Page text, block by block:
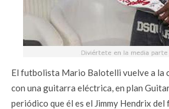
El futbolista Mario Balotelli vuelve a la
con una guitarra eléctrica, en plan
periódico que él es el Jimmy Hendrix